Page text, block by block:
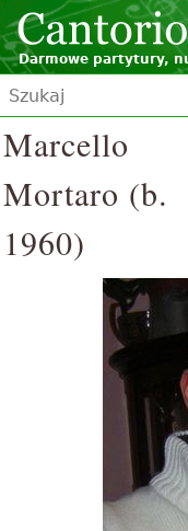
Darmowe partytury,
Marcello
Mortaro (b.
1960)